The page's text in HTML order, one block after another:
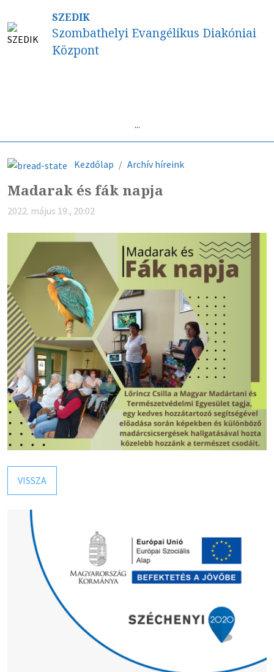
SZEDIK
Szombathelyi Evangélikus Diakóniai
Központ
...
Kezdőlap Archív híreink
Madarak és fák napja
2022. május 19., 20:02
VISSZA